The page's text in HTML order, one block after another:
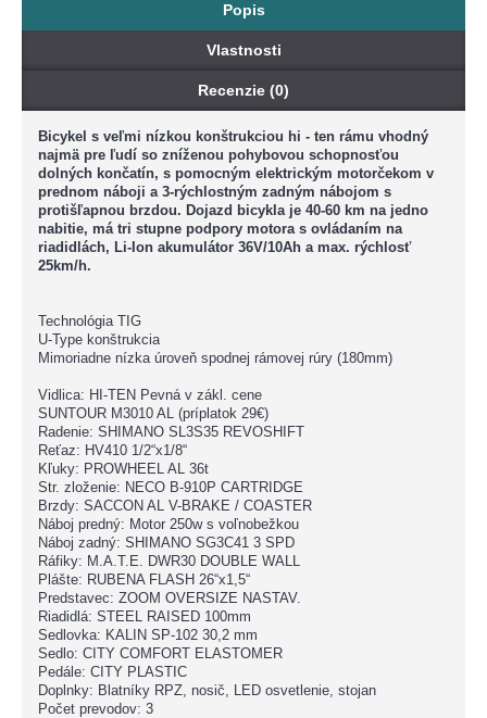
Popis
Vlastnosti
Recenzie (0)
Bicykel s veľmi nízkou konštrukciou hi - ten rámu vhodný
najmä pre ľudí so zníženou pohybovou schopnosťou
dolných končatín, s pomocným elektrickým motorčekom v
prednom náboji a 3-rýchlostným zadným nábojom s
protišľapnou brzdou. Dojazd bicykla je 40-60 km na jedno
nabitie, má tri stupne podpory motora s ovládaním na
riadidlách, Li-Ion akumulátor 36V/10Ah a max. rýchlosť
25km/h.
Technológia TIG
U-Type konštrukcia
Mimoriadne nízka úroveň spodnej rámovej rúry (180mm)
Vidlica: HI-TEN Pevná v zákl. cene
SUNTOUR M3010 AL (príplatok 29€)
Radenie: SHIMANO SL3S35 REVOSHIFT
Reťaz: HV410 1/2“x1/8“
Kľuky: PROWHEEL AL 36t
Str. zloženie: NECO B-910P CARTRIDGE
Brzdy: SACCON AL V-BRAKE / COASTER
Náboj predný: Motor 250w s voľnobežkou
Náboj zadný: SHIMANO SG3C41 3 SPD
Ráfiky: M.A.T.E. DWR30 DOUBLE WALL
Plášte: RUBENA FLASH 26“x1,5“
Predstavec: ZOOM OVERSIZE NASTAV.
Riadidlá: STEEL RAISED 100mm
Sedlovka: KALIN SP-102 30,2 mm
Sedlo: CITY COMFORT ELASTOMER
Pedále: CITY PLASTIC
Doplnky: Blatníky RPZ, nosič, LED osvetlenie, stojan
Počet prevodov: 3